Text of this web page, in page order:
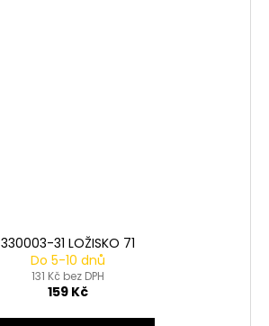
330003-31 LOŽISKO 71
Do 5-10 dnů
131 Kč bez DPH
159 Kč